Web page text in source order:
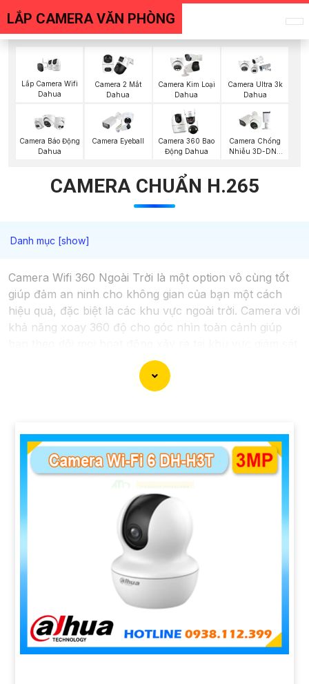
LẮP CAMERA VĂN PHÒNG
Lắp Camera Wifi
Dahua
Camera 2 Mắt
Dahua
Camera Kim Loại
Dahua
Camera Ultra 3k
Dahua
Camera Báo Động
Dahua
Camera Eyeball
Camera 360 Bao
Động Dahua
Camera Chống
Nhiễu 3D-DNR
CAMERA CHUẨN H.265
Camera Wifi 360 Ngoài Trời là một option vô cùng tốt
giúp đảm an ninh cho không gian của bạn một cách
hiệu quả, đặc biệt là các khu vực ngoài trời. Camera với
khả năng xoay 360 độ cho góc nhìn toàn cảnh giúp
dễ dàng với các chi tiết trong khung hình sẽ được thể
điều kiện thời tiết. ️Với camera wifi 360 ngoài trời, bạn
có thể yên tâm mà không cần lo lắng về việc bị xâm
nhập hoặc mất trội tài sản.